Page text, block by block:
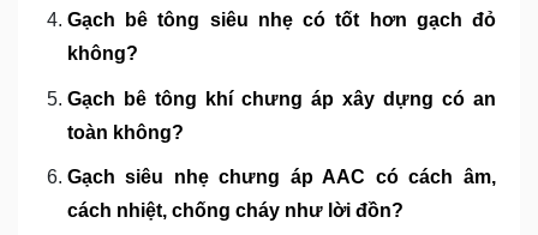
Gạch bê tông siêu nhẹ có tốt hơn gạch đỏ
không?
Gạch bê tông khí chưng áp xây dựng có an
toàn không?
Gạch siêu nhẹ chưng áp AAC có cách âm,
cách nhiệt, chống cháy như lời đồn?